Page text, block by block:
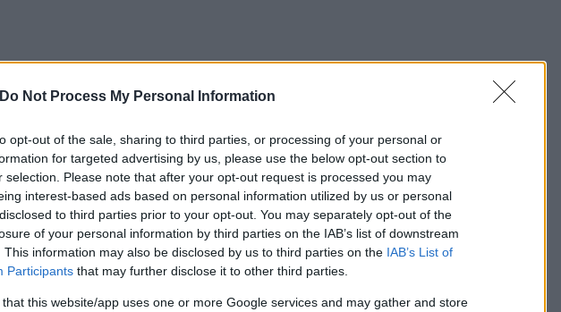
Do Not Process My Personal Information
opt-out of the sale, sharing to third parties, or processing of your personal or
for targeted advertising by us, please use the below opt-out section to
selection. Please note that after your opt-out request is processed you may
interest-based ads based on personal information utilized by us or personal
to third parties prior to your opt-out. You may separately opt-out of the
of your personal information by third parties on the IAB’s list of downstream
This information may also be disclosed by us to third parties on the IAB’s List of
Participants that may further disclose it to other third parties.
that this website/app uses one or more Google services and may gather and store